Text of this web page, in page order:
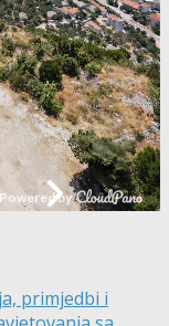
primjedbi i